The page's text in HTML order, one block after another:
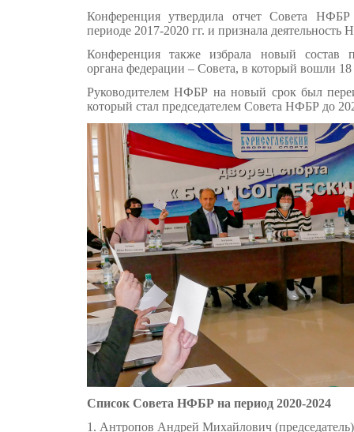
Конференция утвердила отчет Совета
периоде 2017-2020 гг. и признала
Конференция также избрала новый состав
органа федерации – Совета, в который вошли 18
Руководителем НФБР на новый срок был
который стал председателем Совета НФБР до
Список Совета НФБР на период 2020-2024
1. Антропов Андрей Михайлович (председатель)